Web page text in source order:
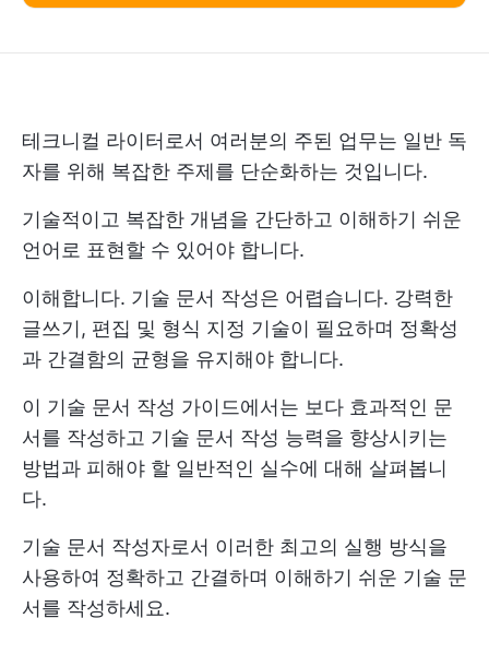
테크니컬 라이터로서 여러분의 주된 업무는 일반 독
자를 위해 복잡한 주제를 단순화하는 것입니다.
기술적이고 복잡한 개념을 간단하고 이해하기 쉬운
언어로 표현할 수 있어야 합니다.
이해합니다. 기술 문서 작성은 어렵습니다. 강력한
글쓰기, 편집 및 형식 지정 기술이 필요하며 정확성
과 간결함의 균형을 유지해야 합니다.
이 기술 문서 작성 가이드에서는 보다 효과적인 문
서를 작성하고 기술 문서 작성 능력을 향상시키는
방법과 피해야 할 일반적인 실수에 대해 살펴봅니
다.
기술 문서 작성자로서 이러한 최고의 실행 방식을
사용하여 정확하고 간결하며 이해하기 쉬운 기술 문
서를 작성하세요.